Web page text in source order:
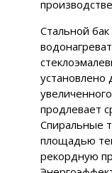
Стальной
установлено
продлевает
Спиральные
площадью
рекордную